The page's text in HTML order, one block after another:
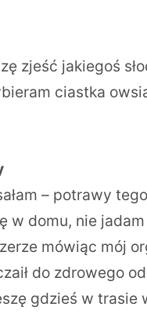
zjeść jakiegoś
ciastka
– potrawy
w domu, nie
mówiąc mój
do zdrowego
gdzieś w trasie